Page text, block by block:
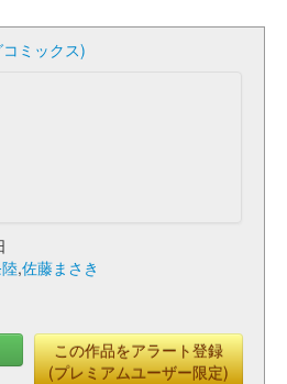
ミックス)
,佐藤まさき
この作品をアラート登録
(プレミアムユーザー限定)